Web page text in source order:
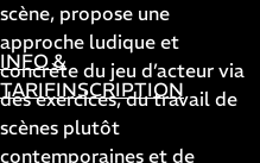
scène, propose une
approche ludique et
concrète du jeu d’acteur via
des exercices, du travail de
scènes plutôt
contemporaines et de
INFO &
TARIFINSCRIPTION